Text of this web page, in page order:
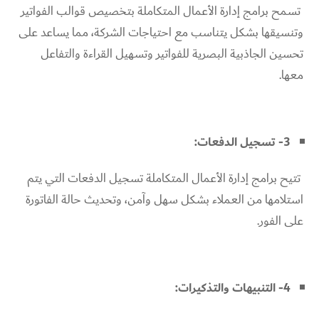
تسمح برامج إدارة الأعمال المتكاملة بتخصيص قوالب الفواتير
وتنسيقها بشكل يتناسب مع احتياجات الشركة، مما يساعد على
تحسين الجاذبية البصرية للفواتير وتسهيل القراءة والتفاعل
معها.
3- تسجيل الدفعات:
تتيح برامج إدارة الأعمال المتكاملة تسجيل الدفعات التي يتم
استلامها من العملاء بشكل سهل وآمن، وتحديث حالة الفاتورة
على الفور.
4- التنبيهات والتذكيرات: